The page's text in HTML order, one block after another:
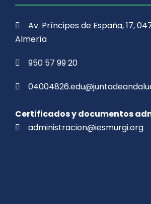
Av. Príncipes de España, 17,
Almería
950 57 99 20
Certificados y documentos
administracion@iesmurgi.org